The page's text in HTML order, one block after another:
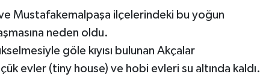
Mustafakemalpaşa ilçelerindeki bu yoğun
neden oldu.
göle kıyısı bulunan Akçalar
evler (tiny house) ve hobi evleri su altında kaldı.